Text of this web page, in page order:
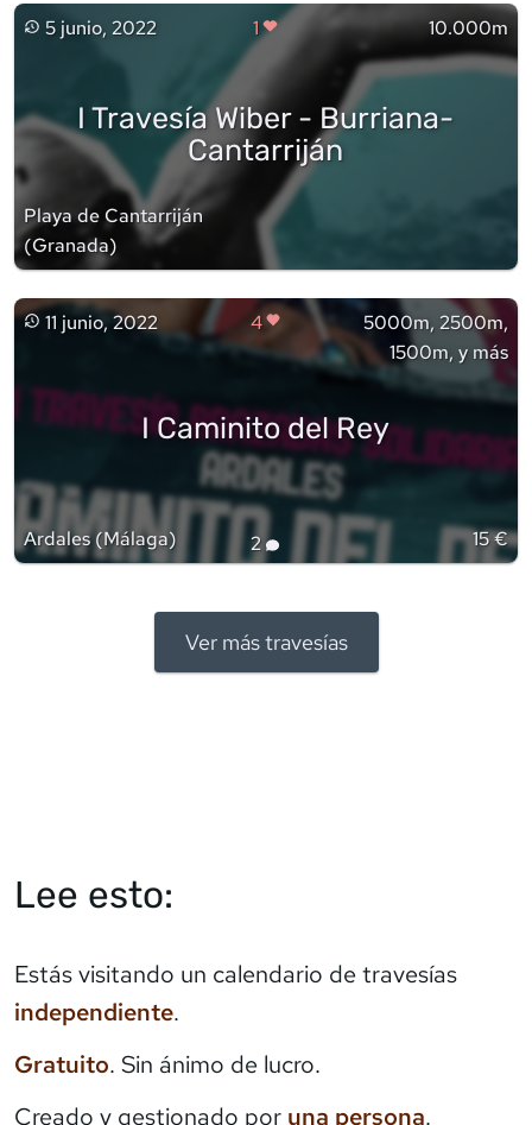
5 junio, 2022 1 10.000m
I Travesía Wiber - Burriana-
Cantarriján
Playa de Cantarriján
(Granada)
11 junio, 2022 4
5000m, 2500m,
1500m, y más
I Caminito del Rey
Ardales(Málaga) 2 15 €
Ver más travesías
Lee esto:
Estás visitando un calendario de travesías
independiente.
Gratuito. Sin ánimo de lucro.
Creado y gestionado por una persona.